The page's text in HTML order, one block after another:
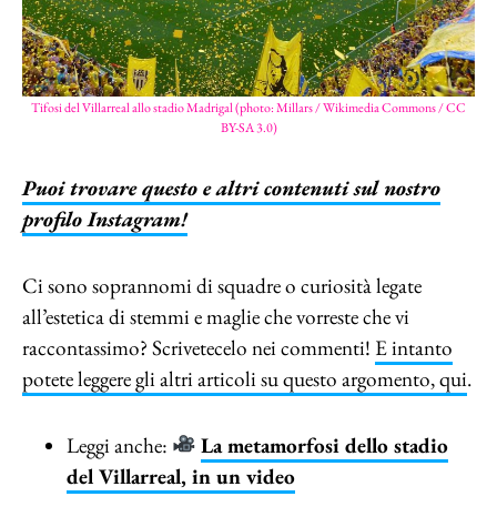
Tifosi del Villarreal allo stadio Madrigal (photo: Millars / Wikimedia Commons / CC
BY-SA 3.0)
Puoi trovare questo e altri contenuti sul nostro
profilo Instagram!
Ci sono soprannomi di squadre o curiosità legate
all’estetica di stemmi e maglie che vorreste che vi
raccontassimo? Scrivetecelo nei commenti! E intanto
potete leggere gli altri articoli su questo argomento, qui.
Leggi anche:
La metamorfosi dello stadio
del Villarreal, in un video